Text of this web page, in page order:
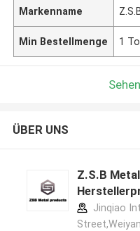
Markenname
Min Bestellmenge 1
ÜBER UNS
Z.S.B
Jinqiao